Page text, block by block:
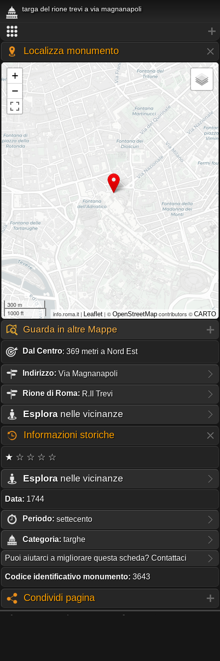
targa del rione trevi a via magnanapoli
Localizza monumento
+
−
300 m
1000 ft
info.roma.it | Leaflet | © OpenStreetMap contributors © CARTO
Guarda in altre Mappe
Dal Centro: 369 metri a Nord Est
Indirizzo: Via Magnanapoli
Rione di Roma: R.II Trevi
Esplora nelle vicinanze
Informazioni storiche
★ ☆ ☆ ☆ ☆
Esplora nelle vicinanze
Data: 1744
Periodo: settecento
Categoria: targhe
Puoi aiutarci a migliorare questa scheda? Contattaci
Codice identificativo monumento: 3643
Condividi pagina